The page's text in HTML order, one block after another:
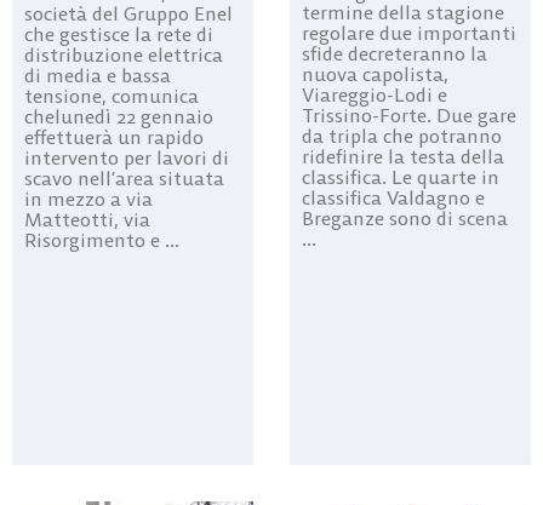
società del Gruppo Enel
che gestisce la rete di
distribuzione elettrica
di media e bassa
tensione, comunica
chelunedì 22 gennaio
effettuerà un rapido
intervento per lavori di
scavo nell’area situata
in mezzo a via
Matteotti, via
Risorgimento e ...
termine della stagione
regolare due importanti
sfide decreteranno la
nuova capolista,
Viareggio-Lodi e
Trissino-Forte. Due gare
da tripla che potranno
ridefinire la testa della
classifica. Le quarte in
classifica Valdagno e
Breganze sono di scena
...